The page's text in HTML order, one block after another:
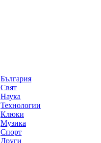
България
Свят
Наука
Технологии
Клюки
Музика
Спорт
Други